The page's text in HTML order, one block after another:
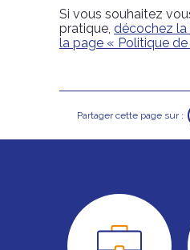
Si vous souhaitez
pratique, décochez la
la page « Politique
Partager cette page sur :